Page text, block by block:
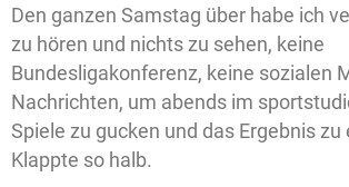
Den ganzen Samstag über habe ich
zu hören und nichts zu sehen, keine
Bundesligakonferenz, keine sozialen
Nachrichten, um abends im
Spiele zu gucken und das Ergebnis zu
Klappte so halb.